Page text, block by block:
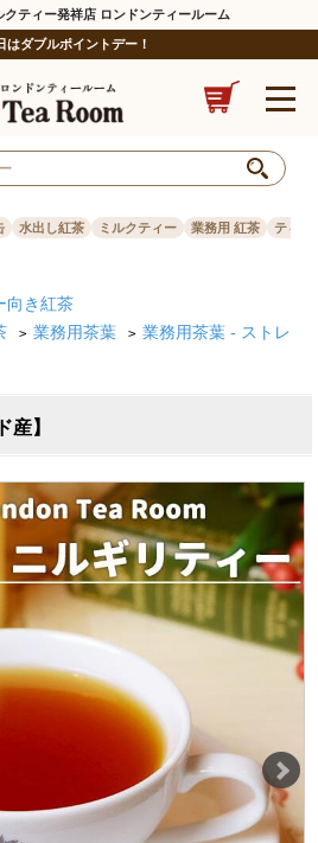
ティー発祥店 ロンドンティールーム
はダブルポイントデー！
水出し紅茶 ミルクティー 業務用 紅茶 ティー
向き紅茶
> 業務用茶葉 > 業務用茶葉 - ストレ
産】